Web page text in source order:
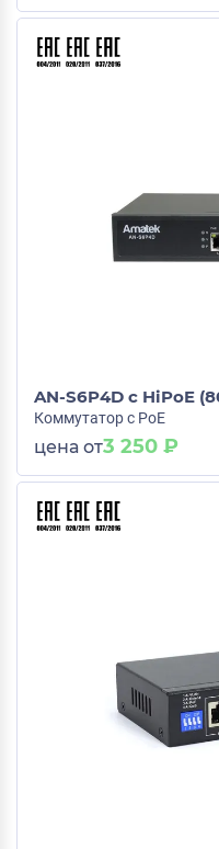
AN-S6P4D с HiPoE
Коммутатор с PoE
цена от3 250 ₽